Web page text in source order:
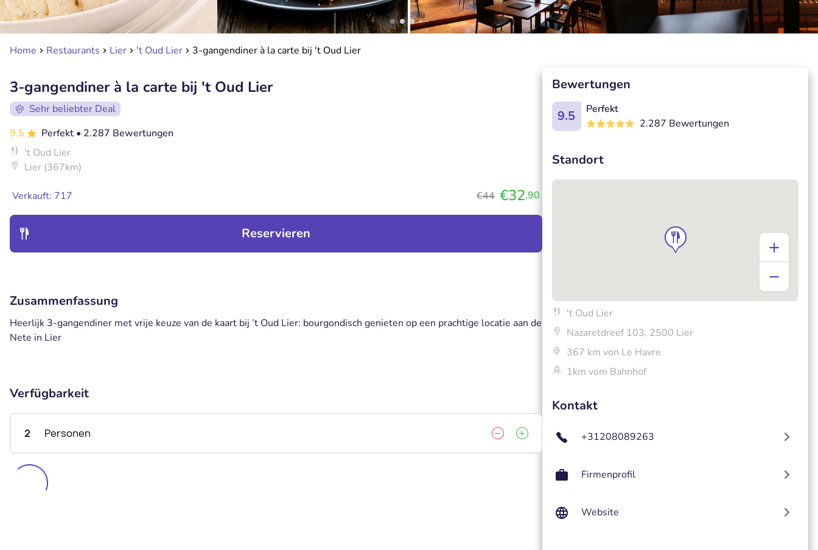
Home Restaurants Lier 't Oud Lier 3-gangendiner à la carte bij 't Oud Lier
3-gangendiner à la carte bij 't Oud Lier
Sehr beliebter Deal
9.5
Perfekt • 2.287 Bewertungen
't Oud Lier
Lier (367km)
Verkauft: 717 €44 €32,90
Reservieren
Zusammenfassung
Heerlijk 3-gangendiner met vrije keuze van de kaart bij ’t Oud Lier: bourgondisch genieten op een prachtige locatie aan de
Nete in Lier
Verfügbarkeit
2 Personen
Bewertungen
9.5
Perfekt
2.287 Bewertungen
Standort
't Oud Lier
Nazaretdreef 103, 2500 Lier
367 km von Le Havre
1km vom Bahnhof
Kontakt
+31208089263
Firmenprofil
Website